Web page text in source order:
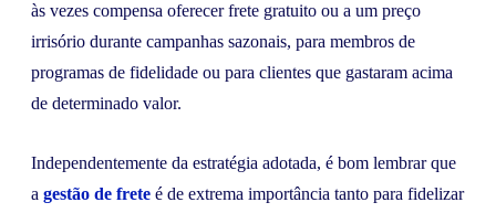
às vezes compensa oferecer frete gratuito ou a um preço
irrisório durante campanhas sazonais, para membros de
programas de fidelidade ou para clientes que gastaram acima
de determinado valor.
Independentemente da estratégia adotada, é bom lembrar que
a gestão de frete é de extrema importância tanto para fidelizar